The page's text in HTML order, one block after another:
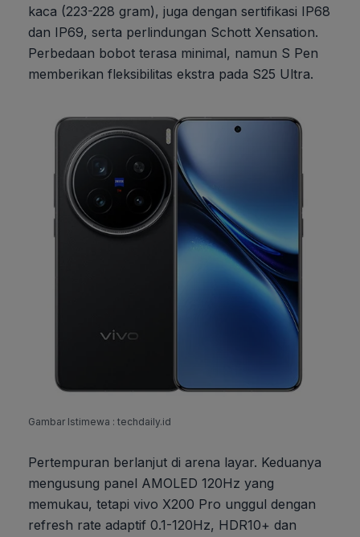
kaca (223-228 gram), juga dengan sertifikasi IP68
dan IP69, serta perlindungan Schott Xensation.
Perbedaan bobot terasa minimal, namun S Pen
memberikan fleksibilitas ekstra pada S25 Ultra.
Gambar Istimewa : techdaily.id
Pertempuran berlanjut di arena layar. Keduanya
mengusung panel AMOLED 120Hz yang
memukau, tetapi vivo X200 Pro unggul dengan
refresh rate adaptif 0.1-120Hz, HDR10+ dan